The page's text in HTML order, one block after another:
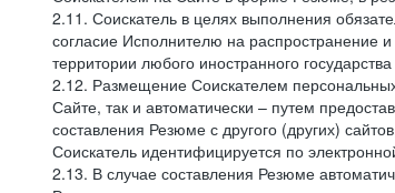
2.11. Соискатель в целях выполнения
согласие Исполнителю на
территории любого иностранного
2.12. Размещение Соискателем
Сайте, так и автоматически – путем
составления Резюме с другого (других)
Соискатель идентифицируется по
2.13. В случае составления Резюме